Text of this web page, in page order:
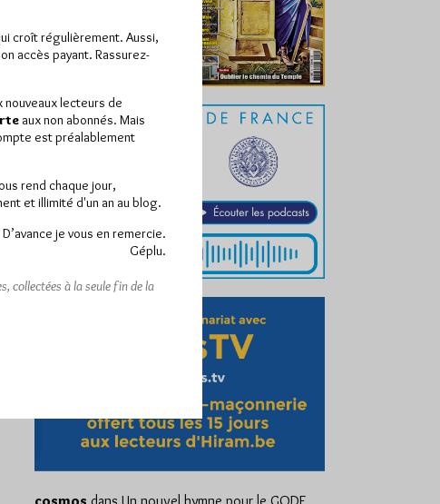
croît régulièrement. Aussi,
accès payant. Rassurez-
lecteurs de
aux non abonnés. Mais
est préalablement
rend chaque jour,
et illimité d'un an au blog.
D’avance je vous en remercie.
Géplu.
collectées à la seule fin de la